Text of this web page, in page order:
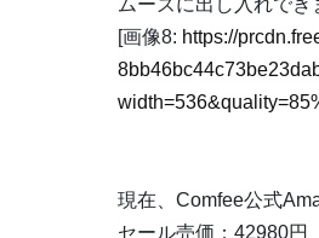
ムーズに出し入れでき
[画像8: https://
現在、Comfee公式
セール売価：42980